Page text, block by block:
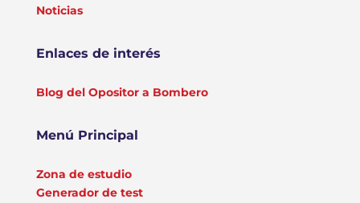
Noticias
Enlaces de interés
Blog del Opositor a Bombero
Menú Principal
Zona de estudio
Generador de test